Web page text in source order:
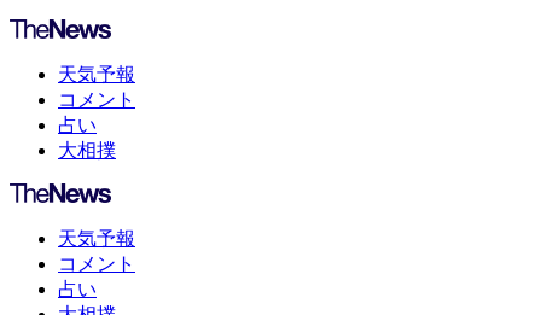
天気予報
コメント
占い
大相撲
天気予報
コメント
占い